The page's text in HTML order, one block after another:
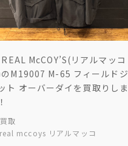
McCOY’S(リアルマッコ
M19007 M-65 フィールドジ
ト オーバーダイを買取りしま
取
mccoys リアルマッコ